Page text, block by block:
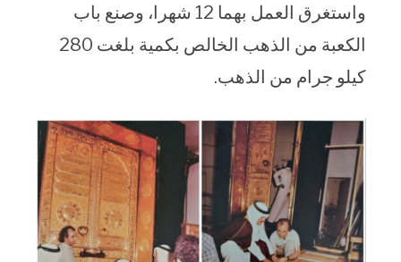
واستغرق العمل بهما 12 شهرا، وصنع باب
الكعبة من الذهب الخالص بكمية بلغت 280
كيلو جرام من الذهب.